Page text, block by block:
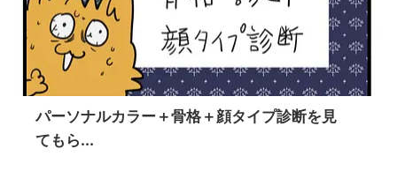
パーソナルカラー＋骨格＋顔タイプ診断を見
てもら...